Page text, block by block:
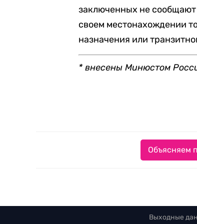
заключенных не сообщают
своем местонахождении
назначения или
* внесены Минюстом
Объясняем
Выходные